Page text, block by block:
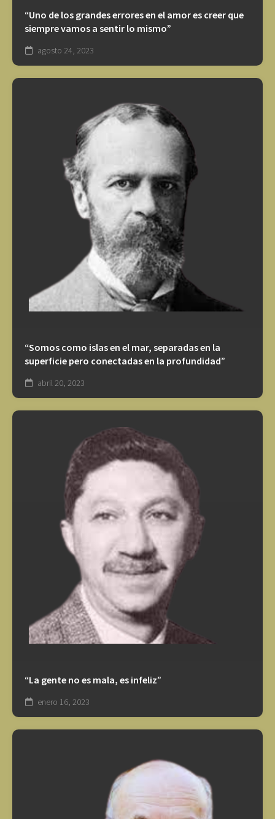
“Uno de los grandes errores en el amor es creer que
siempre vamos a sentir lo mismo”
agosto 24, 2023
“Somos como islas en el mar, separadas en la
superficie pero conectadas en la profundidad”
abril 20, 2023
“La gente no es mala, es infeliz”
enero 16, 2023